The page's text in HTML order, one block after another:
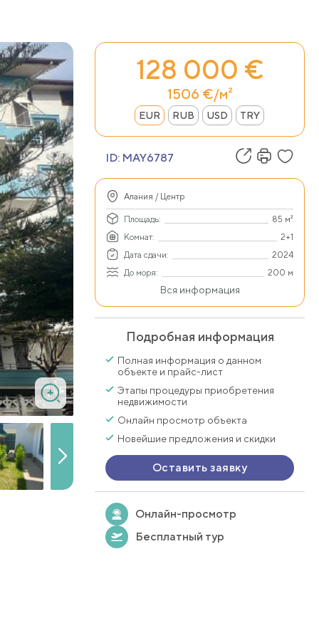
128 000 €
1506 €/м²
EUR RUB USD TRY
ID: MAY6787
Алания / Центр
Площадь:
85 м²
Комнат:
2+1
Дата сдачи:
2024
До моря:
200 м
Вся информация
Подробная информация
Полная информация о данном
объекте и прайс-лист
Этапы процедуры приобретения
недвижимости
Онлайн просмотр объекта
Новейшие предложения и скидки
Оставить заявку
Онлайн-просмотр
Бесплатный тур